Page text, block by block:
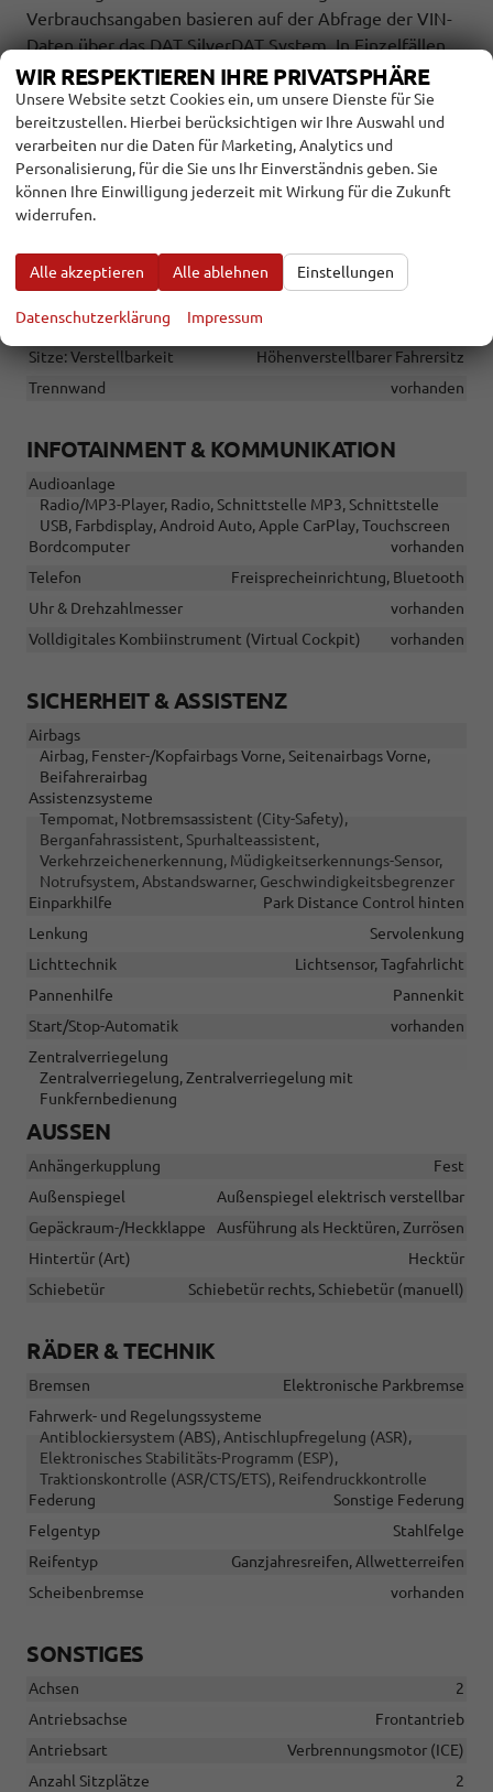
Verbrauchsangaben basieren auf der Abfrage der VIN-
Daten über das DAT SilverDAT System. In Einzelfällen
kann es zu Datenfehlern kommen. Die gemachten
Angaben gelten nicht als zugesicherte Eigenschaft im
Sinne des BGB 434 Abs. 1 Satz 3.
INNEN
Armlehnen
Fahrer
Klimatisierung
Klimaanlage manuell
Lenkrad
höhenverstellbar, mit Multifunktionen
Sitze: Lordosenstütze
Sitze: Verstellbarkeit
Höhenverstellbarer Fahrersitz
Trennwand
vorhanden
INFOTAINMENT & KOMMUNIKATION
Audioanlage
Radio/MP3-Player, Radio, Schnittstelle MP3, Schnittstelle
USB, Farbdisplay, Android Auto, Apple CarPlay, Touchscreen
Bordcomputer
vorhanden
Telefon
Freisprecheinrichtung, Bluetooth
Uhr & Drehzahlmesser
vorhanden
Volldigitales Kombiinstrument (Virtual Cockpit)
vorhanden
SICHERHEIT & ASSISTENZ
Airbags
Airbag, Fenster-/Kopfairbags Vorne, Seitenairbags Vorne,
Beifahrerairbag
Assistenzsysteme
Tempomat, Notbremsassistent (City-Safety),
Berganfahrassistent, Spurhalteassistent,
Verkehrzeichenerkennung, Müdigkeitserkennungs-Sensor,
Notrufsystem, Abstandswarner, Geschwindigkeitsbegrenzer
Einparkhilfe
Park Distance Control hinten
Lenkung
Servolenkung
Lichttechnik
Lichtsensor, Tagfahrlicht
Pannenhilfe
Pannenkit
Start/Stop-Automatik
vorhanden
Zentralverriegelung
Zentralverriegelung, Zentralverriegelung mit
Funkfernbedienung
AUSSEN
Anhängerkupplung
Fest
Außenspiegel
Außenspiegel elektrisch verstellbar
Gepäckraum-/Heckklappe
Ausführung als Hecktüren, Zurrösen
Hintertür (Art)
Hecktür
Schiebetür
Schiebetür rechts, Schiebetür (manuell)
RÄDER & TECHNIK
Bremsen
Elektronische Parkbremse
Fahrwerk- und Regelungssysteme
Antiblockiersystem (ABS), Antischlupfregelung (ASR),
Elektronisches Stabilitäts-Programm (ESP),
Traktionskontrolle (ASR/CTS/ETS), Reifendruckkontrolle
Federung
Sonstige Federung
Felgentyp
Stahlfelge
Reifentyp
Ganzjahresreifen, Allwetterreifen
Scheibenbremse
vorhanden
SONSTIGES
Achsen
2
Antriebsachse
Frontantrieb
Antriebsart
Verbrennungsmotor (ICE)
Anzahl Sitzplätze
2
WIR RESPEKTIEREN IHRE PRIVATSPHÄRE
Unsere Website setzt Cookies ein, um unsere Dienste für Sie
bereitzustellen. Hierbei berücksichtigen wir Ihre Auswahl und
verarbeiten nur die Daten für Marketing, Analytics und
Personalisierung, für die Sie uns Ihr Einverständnis geben. Sie
können Ihre Einwilligung jederzeit mit Wirkung für die Zukunft
widerrufen.
Alle akzeptieren Alle ablehnen Einstellungen
Datenschutzerklärung Impressum